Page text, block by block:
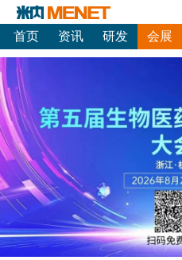
首页 资讯 研发 会展